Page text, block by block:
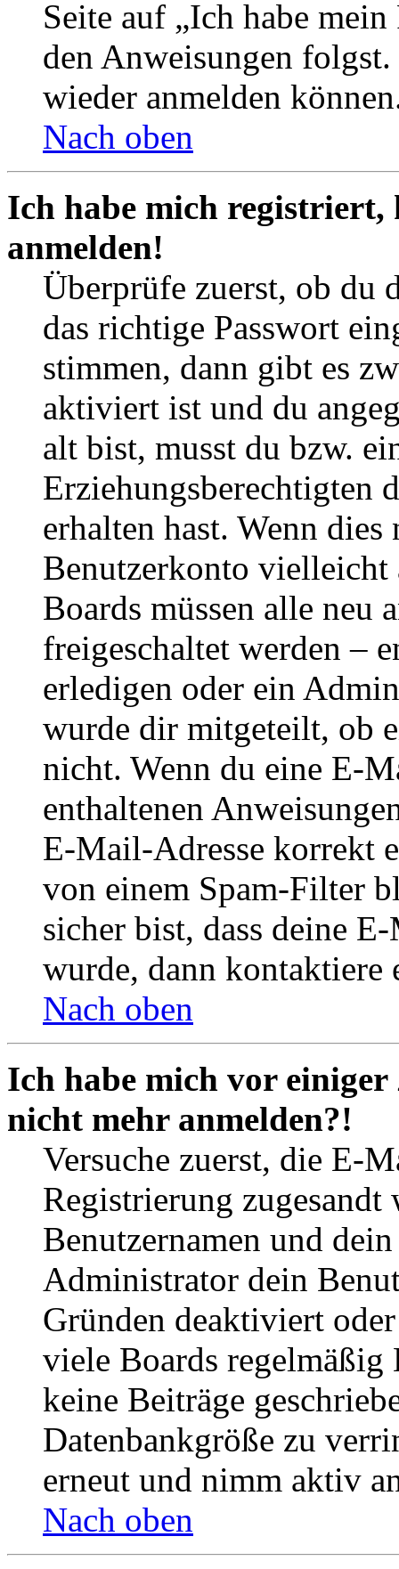
Seite auf „Ich habe
den Anweisungen
wieder anmelden
Nach oben
Ich habe mich
anmelden!
Überprüfe zuerst, ob du
das richtige Passwort
stimmen, dann gibt es
aktiviert ist und du
alt bist, musst du bzw.
Erziehungsberechtigten
erhalten hast. Wenn
Benutzerkonto
Boards müssen alle neu
freigeschaltet werden –
erledigen oder ein
wurde dir mitgeteilt, ob
nicht. Wenn du eine E-
enthaltenen
E-Mail-Adresse korrekt
von einem Spam-Filter
sicher bist, dass deine
wurde, dann kontaktiere
Nach oben
Ich habe mich vor
nicht mehr anmelden?!
Versuche zuerst, die E-
Registrierung
Benutzernamen und
Administrator dein
Gründen deaktiviert
viele Boards
keine Beiträge
Datenbankgröße zu
erneut und nimm aktiv
Nach oben